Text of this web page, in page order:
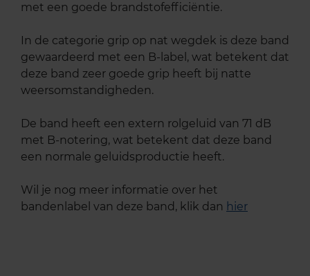
met een goede brandstofefficiëntie.
In de categorie grip op nat wegdek is deze band
gewaardeerd met een B-label, wat betekent dat
deze band zeer goede grip heeft bij natte
weersomstandigheden.
De band heeft een extern rolgeluid van 71 dB
met B-notering, wat betekent dat deze band
een normale geluidsproductie heeft.
Wil je nog meer informatie over het
bandenlabel van deze band, klik dan hier